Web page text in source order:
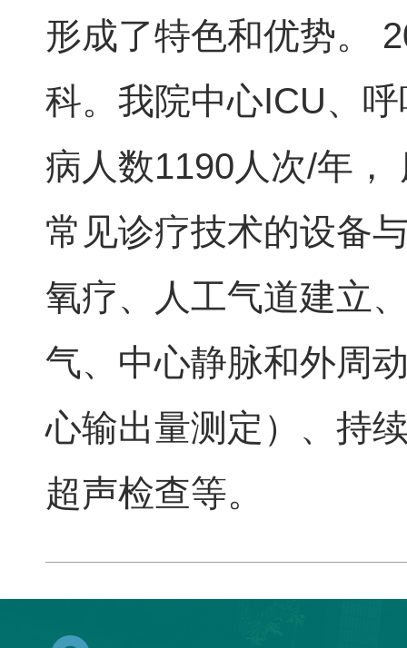
形成了特色和优势。
科。我院中心ICU、
病人数1190人次/年，
常见诊疗技术的设备
氧疗、人工气道建立
气、中心静脉和外周
心输出量测定）、持
超声检查等。